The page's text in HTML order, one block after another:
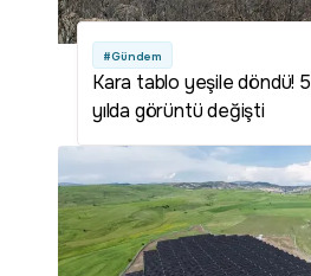
#Gündem
Kara tablo yeşile döndü! 5
yılda görüntü değişti